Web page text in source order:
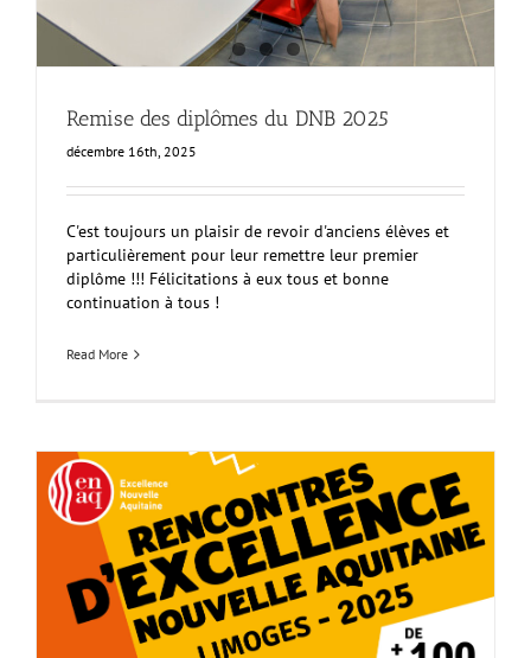
Remise des diplômes du DNB 2025
décembre 16th, 2025
C'est toujours un plaisir de revoir d'anciens élèves et
particulièrement pour leur remettre leur premier
diplôme !!! Félicitations à eux tous et bonne
continuation à tous !
Read More